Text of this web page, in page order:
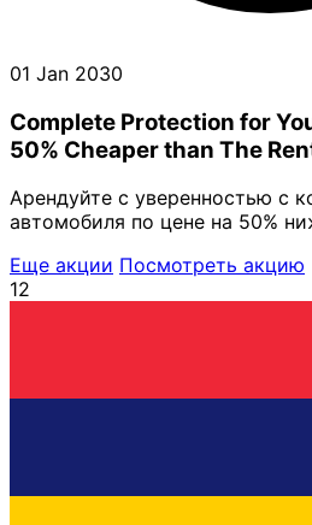
01 Jan 2030
Complete Protection for
50% Cheaper than The
Арендуйте с уверенностью с
автомобиля по цене на 50%
Еще акции Посмотреть акцию
12